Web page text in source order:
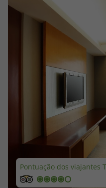
Escapadinhas
Promoções
Especialistas
Cheque Viagem
Rede de Lojas
Blog TopViagens
Pontuação dos viajantes